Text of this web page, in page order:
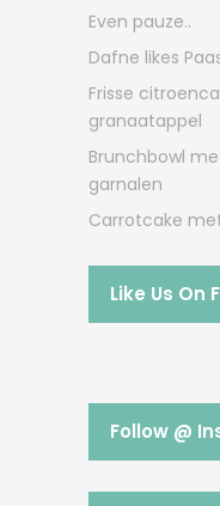
Even pauze..
Dafne likes
Frisse
granaatappel
Brunchbowl
garnalen
Carrotcake
Like Us On
Follow @